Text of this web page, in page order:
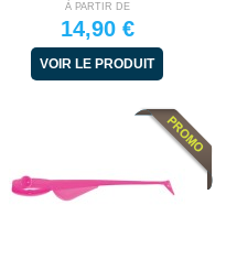
À PARTIR DE
14,90 €
VOIR LE PRODUIT